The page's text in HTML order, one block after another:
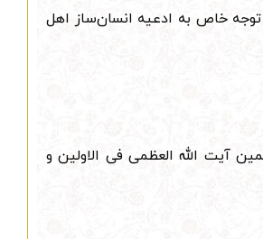
توجه خاص به ادعیه انسان‌ساز اهل
آیت الله العظمی فی الاولین و